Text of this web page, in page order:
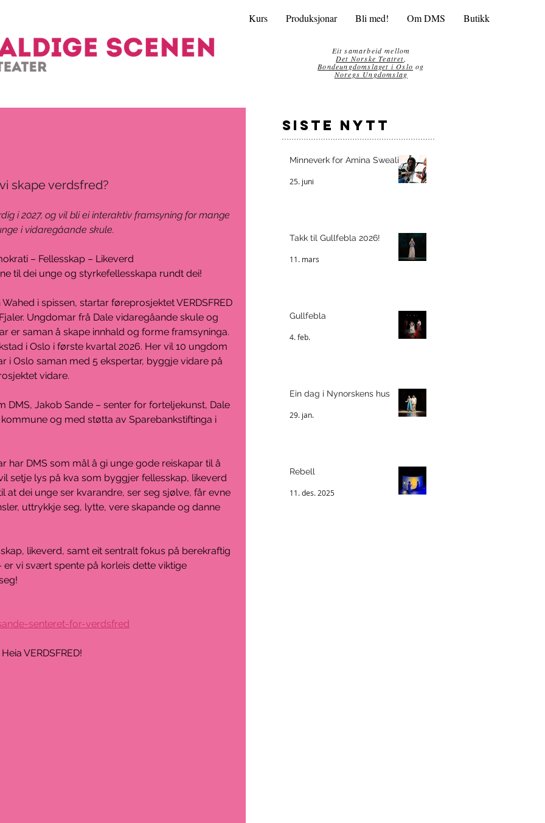
Kurs Produksjonar Bli med! Om DMS Butikk
Eit samarbeid mellom
Det Norske Teatret
Bondeungdomslaget i Oslo og
Noregs Ungdomslag
skape verdsfred?
i 2027, og vil bli ei interaktiv framsyning for mange
i vidaregåande skule.
– Fellesskap – Likeverd
til dei unge og styrkefellesskapa rundt dei!
i spissen, startar føreprosjektet VERDSFRED
Ungdomar frå Dale vidaregåande skule og
er saman å skape innhald og forme framsyninga.
i Oslo i første kvartal 2026. Her vil 10 ungdom
i Oslo saman med 5 ekspertar, byggje vidare på
vidare.
DMS, Jakob Sande – senter for forteljekunst, Dale
og med støtta av Sparebankstiftinga i
har DMS som mål å gi unge gode reiskapar til å
setje lys på kva som byggjer fellesskap, likeverd
at dei unge ser kvarandre, ser seg sjølve, får evne
uttrykkje seg, lytte, vere skapande og danne
likeverd, samt eit sentralt fokus på berekraftig
er vi svært spente på korleis dette viktige
senteret-for-verdsfred
Heia VERDSFRED!
siste nytt
Minneverk for Amina Sweali
25. juni
Takk til Gullfebla 2026!
11. mars
Gullfebla
4. feb.
Ein dag i Nynorskens hus
29. jan.
Rebell
11. des. 2025